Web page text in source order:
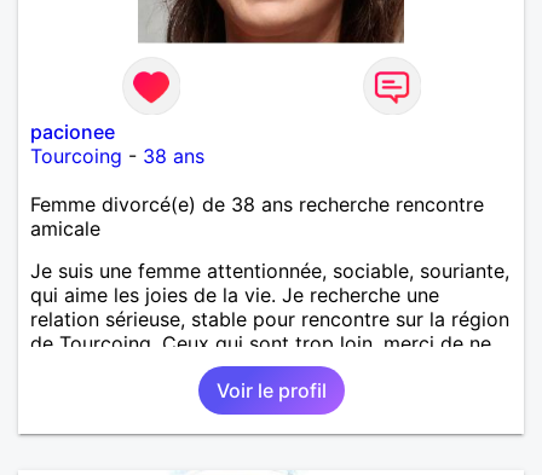
pacionee
Tourcoing - 38 ans
Femme divorcé(e) de 38 ans recherche rencontre
amicale
Je suis une femme attentionnée, sociable, souriante,
qui aime les joies de la vie. Je recherche une
relation sérieuse, stable pour rencontre sur la région
de Tourcoing. Ceux qui sont trop loin, merci de ne
pas me contacter et pour les autres je ne
manquerais pas de vous répondre et ce sera avec
Voir le profil